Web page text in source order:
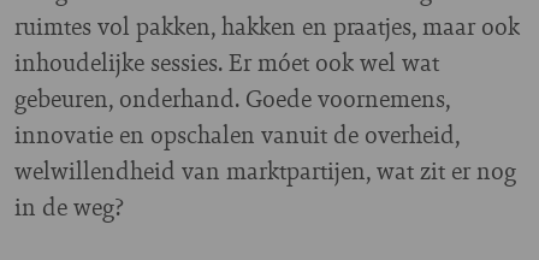
ruimtes vol pakken, hakken en praatjes, maar ook
inhoudelijke sessies. Er móet ook wel wat
gebeuren, onderhand. Goede voornemens,
innovatie en opschalen vanuit de overheid,
welwillendheid van marktpartijen, wat zit er nog
in de weg?